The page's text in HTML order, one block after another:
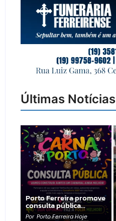
Últimas Notícias
Porto Ferreira promove
consulta pública…
Por Porto Ferreira Hoje